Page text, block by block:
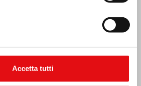
Accetta tutti